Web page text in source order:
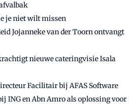
je niet wilt missen
Jojanneke van der Toorn ontvangt
nieuwe cateringvisie Isala
Facilitair bij AFAS Software
ING en Abn Amro als oplossing voor